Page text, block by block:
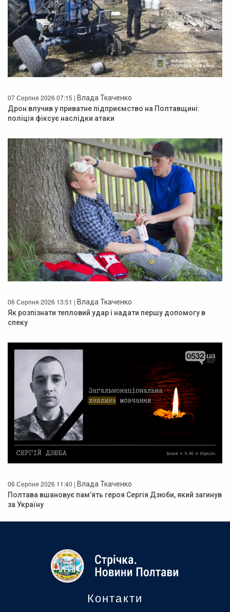
07 Серпня 2026 07:15 | Влада Ткаченко
Дрон влучив у приватне підприємство на Полтавщині:
поліція фіксує наслідки атаки
06 Серпня 2026 13:51 | Влада Ткаченко
Як розпізнати тепловий удар і надати першу допомогу в
спеку
06 Серпня 2026 11:40 | Влада Ткаченко
Полтава вшановує пам’ять героя Сергія Дзюби, який загинув
за Україну
Контакти